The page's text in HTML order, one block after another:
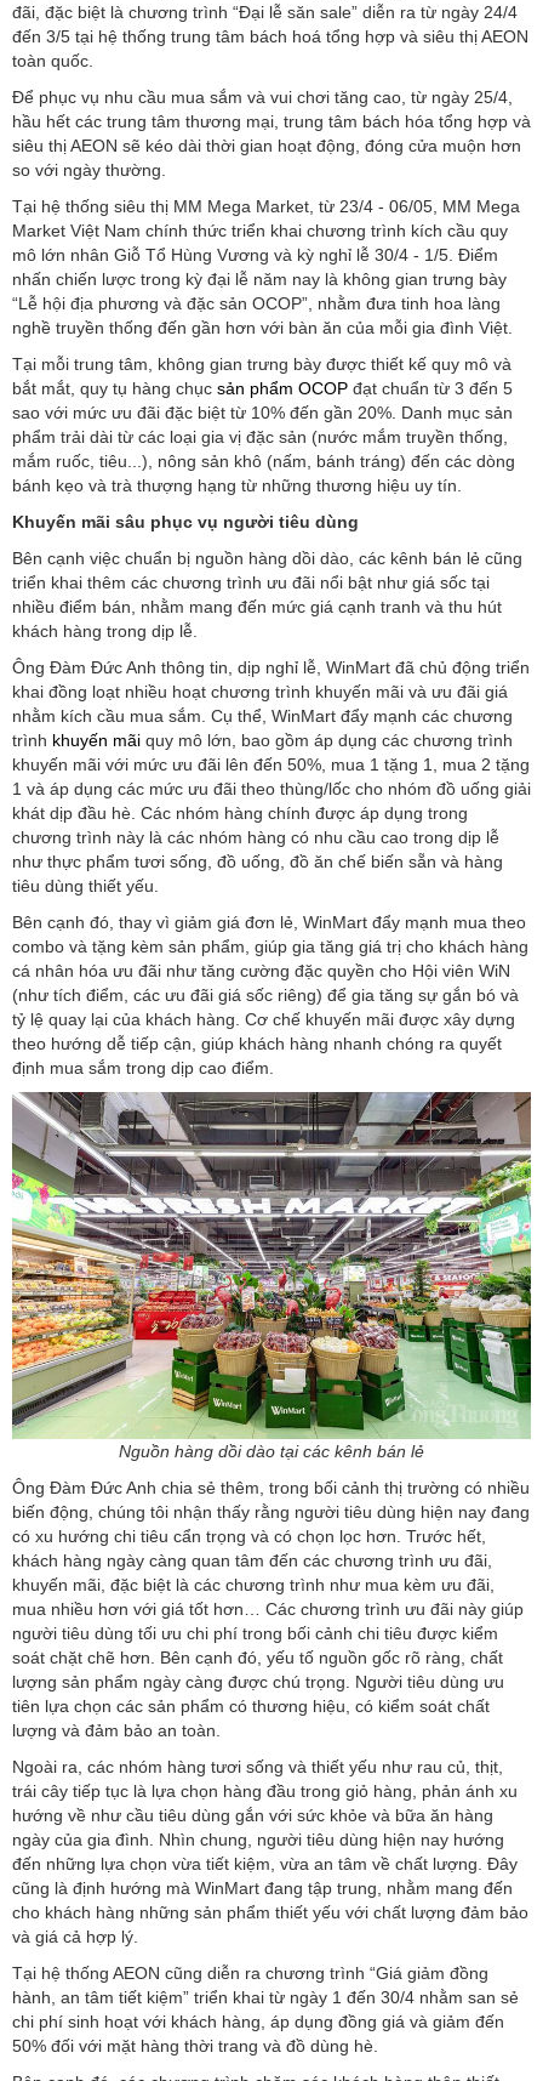
đãi, đặc biệt là chương trình “Đại lễ săn sale” diễn ra từ ngày 24/4
đến 3/5 tại hệ thống trung tâm bách hoá tổng hợp và siêu thị AEON
toàn quốc.
Để phục vụ nhu cầu mua sắm và vui chơi tăng cao, từ ngày 25/4,
hầu hết các trung tâm thương mại, trung tâm bách hóa tổng hợp và
siêu thị AEON sẽ kéo dài thời gian hoạt động, đóng cửa muộn hơn
so với ngày thường.
Tại hệ thống siêu thị MM Mega Market, từ 23/4 - 06/05, MM Mega
Market Việt Nam chính thức triển khai chương trình kích cầu quy
mô lớn nhân Giỗ Tổ Hùng Vương và kỳ nghỉ lễ 30/4 - 1/5. Điểm
nhấn chiến lược trong kỳ đại lễ năm nay là không gian trưng bày
“Lễ hội địa phương và đặc sản OCOP”, nhằm đưa tinh hoa làng
nghề truyền thống đến gần hơn với bàn ăn của mỗi gia đình Việt.
Tại mỗi trung tâm, không gian trưng bày được thiết kế quy mô và
bắt mắt, quy tụ hàng chục sản phẩm OCOP đạt chuẩn từ 3 đến 5
sao với mức ưu đãi đặc biệt từ 10% đến gần 20%. Danh mục sản
phẩm trải dài từ các loại gia vị đặc sản (nước mắm truyền thống,
mắm ruốc, tiêu...), nông sản khô (nấm, bánh tráng) đến các dòng
bánh kẹo và trà thượng hạng từ những thương hiệu uy tín.
Khuyến mãi sâu phục vụ người tiêu dùng
Bên cạnh việc chuẩn bị nguồn hàng dồi dào, các kênh bán lẻ cũng
triển khai thêm các chương trình ưu đãi nổi bật như giá sốc tại
nhiều điểm bán, nhằm mang đến mức giá cạnh tranh và thu hút
khách hàng trong dịp lễ.
Ông Đàm Đức Anh thông tin, dịp nghỉ lễ, WinMart đã chủ động triển
khai đồng loạt nhiều hoạt chương trình khuyến mãi và ưu đãi giá
nhằm kích cầu mua sắm. Cụ thể, WinMart đẩy mạnh các chương
trình khuyến mãi quy mô lớn, bao gồm áp dụng các chương trình
khuyến mãi với mức ưu đãi lên đến 50%, mua 1 tặng 1, mua 2 tặng
1 và áp dụng các mức ưu đãi theo thùng/lốc cho nhóm đồ uống giải
khát dịp đầu hè. Các nhóm hàng chính được áp dụng trong
chương trình này là các nhóm hàng có nhu cầu cao trong dịp lễ
như thực phẩm tươi sống, đồ uống, đồ ăn chế biến sẵn và hàng
tiêu dùng thiết yếu.
Bên cạnh đó, thay vì giảm giá đơn lẻ, WinMart đẩy mạnh mua theo
combo và tặng kèm sản phẩm, giúp gia tăng giá trị cho khách hàng
cá nhân hóa ưu đãi như tăng cường đặc quyền cho Hội viên WiN
(như tích điểm, các ưu đãi giá sốc riêng) để gia tăng sự gắn bó và
tỷ lệ quay lại của khách hàng. Cơ chế khuyến mãi được xây dựng
theo hướng dễ tiếp cận, giúp khách hàng nhanh chóng ra quyết
định mua sắm trong dịp cao điểm.
Nguồn hàng dồi dào tại các kênh bán lẻ
Ông Đàm Đức Anh chia sẻ thêm, trong bối cảnh thị trường có nhiều
biến động, chúng tôi nhận thấy rằng người tiêu dùng hiện nay đang
có xu hướng chi tiêu cẩn trọng và có chọn lọc hơn. Trước hết,
khách hàng ngày càng quan tâm đến các chương trình ưu đãi,
khuyến mãi, đặc biệt là các chương trình như mua kèm ưu đãi,
mua nhiều hơn với giá tốt hơn… Các chương trình ưu đãi này giúp
người tiêu dùng tối ưu chi phí trong bối cảnh chi tiêu được kiểm
soát chặt chẽ hơn. Bên cạnh đó, yếu tố nguồn gốc rõ ràng, chất
lượng sản phẩm ngày càng được chú trọng. Người tiêu dùng ưu
tiên lựa chọn các sản phẩm có thương hiệu, có kiểm soát chất
lượng và đảm bảo an toàn.
Ngoài ra, các nhóm hàng tươi sống và thiết yếu như rau củ, thịt,
trái cây tiếp tục là lựa chọn hàng đầu trong giỏ hàng, phản ánh xu
hướng về như cầu tiêu dùng gắn với sức khỏe và bữa ăn hàng
ngày của gia đình. Nhìn chung, người tiêu dùng hiện nay hướng
đến những lựa chọn vừa tiết kiệm, vừa an tâm về chất lượng. Đây
cũng là định hướng mà WinMart đang tập trung, nhằm mang đến
cho khách hàng những sản phẩm thiết yếu với chất lượng đảm bảo
và giá cả hợp lý.
Tại hệ thống AEON cũng diễn ra chương trình “Giá giảm đồng
hành, an tâm tiết kiệm” triển khai từ ngày 1 đến 30/4 nhằm san sẻ
chi phí sinh hoạt với khách hàng, áp dụng đồng giá và giảm đến
50% đối với mặt hàng thời trang và đồ dùng hè.